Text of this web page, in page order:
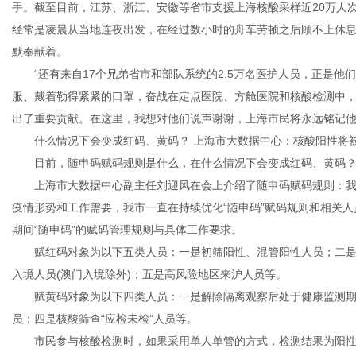
手。截至目前，江苏、浙江、安徽等省市支援上海核酸采样近20万
经常是凌晨从当地连夜出发，在经过数小时的舟车劳顿之后顾不上休
默奉献着。
“还有来自17个兄弟省市和部队系统的2.5万名医护人员，正是他
服、戴着勒得紧紧的口罩，奋战在定点医院、方舱医院和核酸检测中
出了重要贡献。在这里，我想对他们说声谢谢，上海市民将永远铭记
什么情况下会变成红码、黄码？ 上海市大数据中心：核酸阳性将
目前，随申码赋码规则是什么，在什么情况下会变成红码、黄码？
上海市大数据中心副主任刘迎风在会上介绍了随申码赋码规则：
疫情形势和工作需要，我市一直在持续优化“随申码”赋码规则和相关
期间“随申码”的赋码管理规则与具体工作要求。
赋红码对象为以下五类人员：一是初筛阳性、混管阳性人员；二
入境人员(澳门入境除外)；五是高风险地区来沪人员等。
赋黄码对象为以下四类人员：一是解除隔离观察后处于健康监测
员；四是核酸筛查“应检未检”人员等。
市民参与核酸检测时，如果采用单人单管的方式，检测结果为阳